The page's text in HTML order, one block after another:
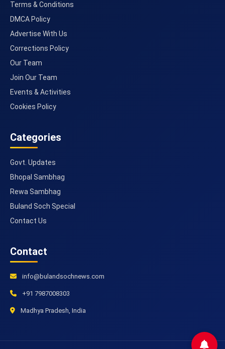
Terms & Conditions
DMCA Policy
Advertise With Us
Corrections Policy
Our Team
Join Our Team
Events & Activities
Cookies Policy
Categories
Govt. Updates
Bhopal Sambhag
Rewa Sambhag
Buland Soch Special
Contact Us
Contact
info@bulandsochnews.com
+91 7987008303
Madhya Pradesh, India